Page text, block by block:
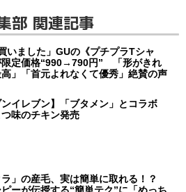
部 関連記事
いました」GUの《プチプラTシャ
限定価格“990→790円” 「形がきれ
」「首元よれなくて優秀」絶賛の声
ンイレブン】「ブタメン」とコラボ
つ味のチキン発売
ラ」の産毛、実は簡単に取れる！？
ーが伝授する“簡単テク”に「めっち